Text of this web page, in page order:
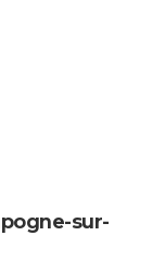
sur-